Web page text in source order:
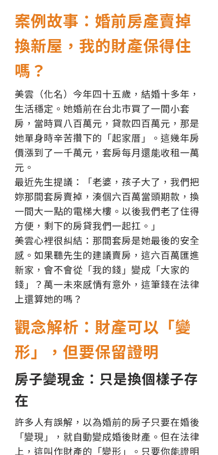
案例故事：婚前房產賣掉
換新屋，我的財產保得住
嗎？
美雲（化名）今年四十五歲，結婚十多年，
生活穩定。她婚前在台北市買了一間小套
房，當時買八百萬元，貸款四百萬元，那是
她單身時辛苦攢下的「起家厝」。這幾年房
價漲到了一千萬元，套房每月還能收租一萬
元。
最近先生提議：「老婆，孩子大了，我們把
妳那間套房賣掉，湊個六百萬當頭期款，換
一間大一點的電梯大樓。以後我們老了住得
方便，剩下的房貸我們一起扛。」
美雲心裡很糾結：那間套房是她最後的安全
感。如果聽先生的建議賣房，這六百萬匯進
新家，會不會從「我的錢」變成「大家的
錢」？萬一未來感情有意外，這筆錢在法律
上還算她的嗎？
觀念解析：財產可以「變
形」，但要保留證明
房子變現金：只是換個樣子存
在
許多人有誤解，以為婚前的房子只要在婚後
「變現」，就自動變成婚後財產。但在法律
上，這叫作財產的「變形」。只要你能證明